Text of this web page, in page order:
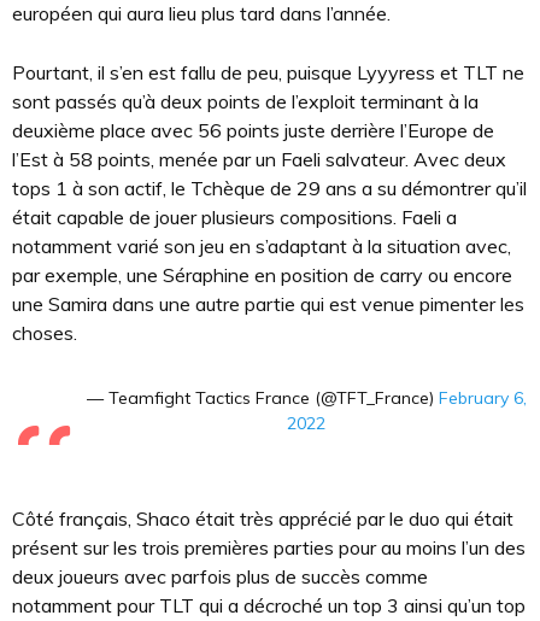
européen qui aura lieu plus tard dans l’année.
Pourtant, il s’en est fallu de peu, puisque Lyyyress et TLT ne
sont passés qu’à deux points de l’exploit terminant à la
deuxième place avec 56 points juste derrière l’Europe de
l’Est à 58 points, menée par un Faeli salvateur. Avec deux
tops 1 à son actif, le Tchèque de 29 ans a su démontrer qu’il
était capable de jouer plusieurs compositions. Faeli a
notamment varié son jeu en s’adaptant à la situation avec,
par exemple, une Séraphine en position de carry ou encore
une Samira dans une autre partie qui est venue pimenter les
choses.
— Teamfight Tactics France (@TFT_France) February 6,
2022
Côté français, Shaco était très apprécié par le duo qui était
présent sur les trois premières parties pour au moins l’un des
deux joueurs avec parfois plus de succès comme
notamment pour TLT qui a décroché un top 3 ainsi qu’un top